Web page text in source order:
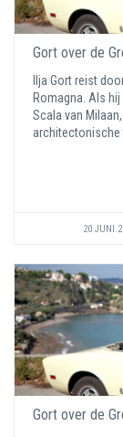
Gort over de
Ilja Gort reist
Romagna. Als
Scala van
architectonische
20 JUNI
Gort over de